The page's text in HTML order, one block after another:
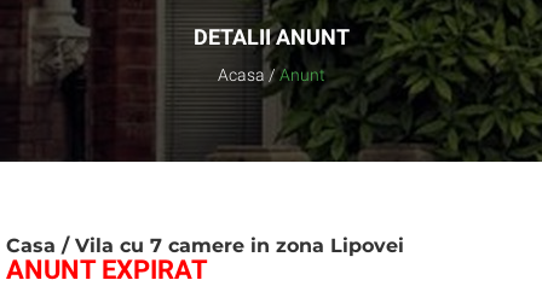
DETALII ANUNT
Acasa / Anunt
Casa / Vila cu 7 camere in zona Lipovei
ANUNT EXPIRAT